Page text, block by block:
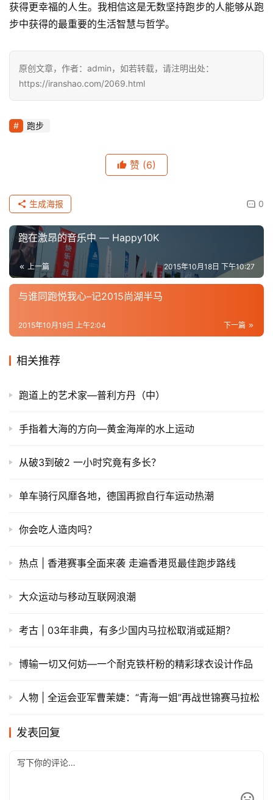
获得更幸福的人生。我相信这是无数坚持跑步的人能够从跑
步中获得的最重要的生活智慧与哲学。
原创文章，作者：admin，如若转载，请注明出处：
https://iranshao.com/2069.html
跑步
赞 (6)
0
生成海报
跑在激昂的音乐中 — Happy10K
上一篇 2015年10月18日 下午10:27
与谁同跑悦我心–记2015尚湖半马
下一篇
2015年10月19日 上午2:04
相关推荐
跑道上的艺术家—普利方丹（中）
手指着大海的方向—黄金海岸的水上运动
从破3到破2 一小时究竟有多长？
单车骑行风靡各地，德国再掀自行车运动热潮
你会吃人造肉吗？
热点 | 香港赛事全面来袭 走遍香港觅最佳跑步路线
大众运动与移动互联网浪潮
考古 | 03年非典，有多少国内马拉松取消或延期？
博输一切又何妨—一个耐克铁杆粉的精彩球衣设计作品
人物 | 全运会亚军曹茉婕：“青海一姐”再战世锦赛马拉松
发表回复